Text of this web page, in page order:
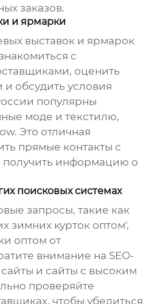
заказов.
и ярмарки
выставок и ярмарок
с
оценить
и обсудить условия
популярны
моде и текстилю,
Это отличная
прямые контакты с
информацию о
поисковых системах
запросы, такие как
зимних курток оптом',
оптом от
внимание на SEO-
и сайты с высоким
проверяйте
чтобы убедиться